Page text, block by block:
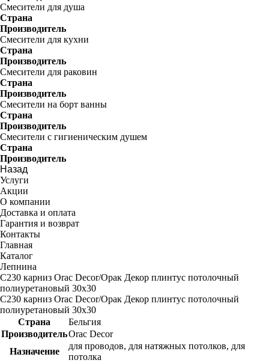
Смесители для душа
Страна
Производитель
Смесители для кухни
Страна
Производитель
Смесители для раковин
Страна
Производитель
Смесители на борт ванны
Страна
Производитель
Смесители с гигиеническим душем
Страна
Производитель
Назад
Услуги
Акции
О компании
Доставка и оплата
Гарантия и возврат
Контакты
Главная
Каталог
Лепнина
C230 карниз Orac Decor/Орак Декор плинтус потолочный
полиуретановый 30х30
C230 карниз Orac Decor/Орак Декор плинтус потолочный
полиуретановый 30х30
Страна
Бельгия
ПроизводительOrac Decor
Назначение
для проводов, для натяжных потолков, для
потолка